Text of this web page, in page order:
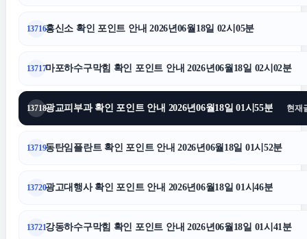
13716흥신소 확인 포인트 안내 2026년06월18일 02시05분
13717마포하수구막힘 확인 포인트 안내 2026년06월18일 02시02분
13718광교피부과 확인 포인트 안내 2026년06월18일 01시55분 현재
13719동탄임플란트 확인 포인트 안내 2026년06월18일 01시52분
13720광고대행사 확인 포인트 안내 2026년06월18일 01시46분
13721강동하수구막힘 확인 포인트 안내 2026년06월18일 01시41분